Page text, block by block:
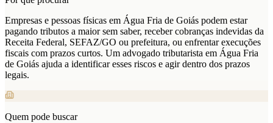
Empresas e pessoas físicas em Água Fria de Goiás podem estar
pagando tributos a maior sem saber, receber cobranças indevidas da
Receita Federal, SEFAZ/GO ou prefeitura, ou enfrentar execuções
fiscais com prazos curtos. Um advogado tributarista em Água Fria
de Goiás ajuda a identificar esses riscos e agir dentro dos prazos
legais.
Quem pode buscar